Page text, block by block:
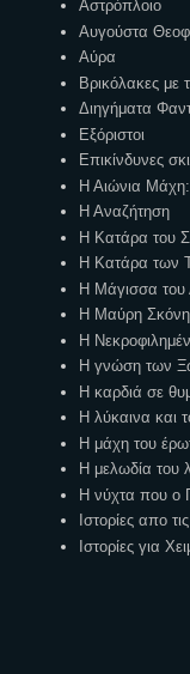
Αστρόπλοιο
Αυγούστα
Αύρα
Βρικόλακες με
Διηγήματα
Εξόριστοι
Επικίνδυνες
Η Αιώνια
Η Αναζήτηση
Η Κατάρα του
Η Κατάρα των
Η Μάγισσα του
Η Μαύρη Σκόνη
Η
Η γνώση των
Η καρδιά σε
Η λύκαινα και
Η μάχη του
Η μελωδία του
Η νύχτα που ο
Ιστορίες απο
Ιστορίες για